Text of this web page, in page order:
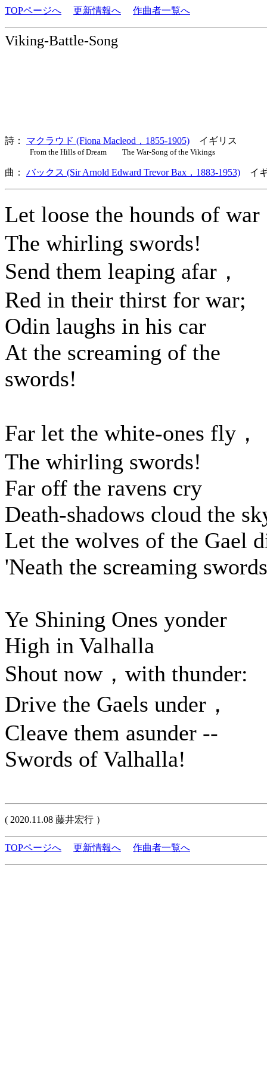
TOPページへ 更新情報へ 作曲者一覧へ
Viking-Battle-Song
詩： マクラウド (Fiona Macleod，1855-1905) イギリス
From the Hills of Dream The War-Song of the Vikings
曲： バックス (Sir Arnold Edward Trevor Bax，1883-1953) イ
Let loose the hounds of war
The whirling swords!
Send them leaping afar，
Red in their thirst for war;
Odin laughs in his car
At the screaming of the
swords!
Far let the white-ones fly，
The whirling swords!
Far off the ravens cry
Death-shadows cloud the
Let the wolves of the Gael
'Neath the screaming
Ye Shining Ones yonder
High in Valhalla
Shout now，with thunder:
Drive the Gaels under，
Cleave them asunder --
Swords of Valhalla!
( 2020.11.08 藤井宏行 ）
TOPページへ 更新情報へ 作曲者一覧へ